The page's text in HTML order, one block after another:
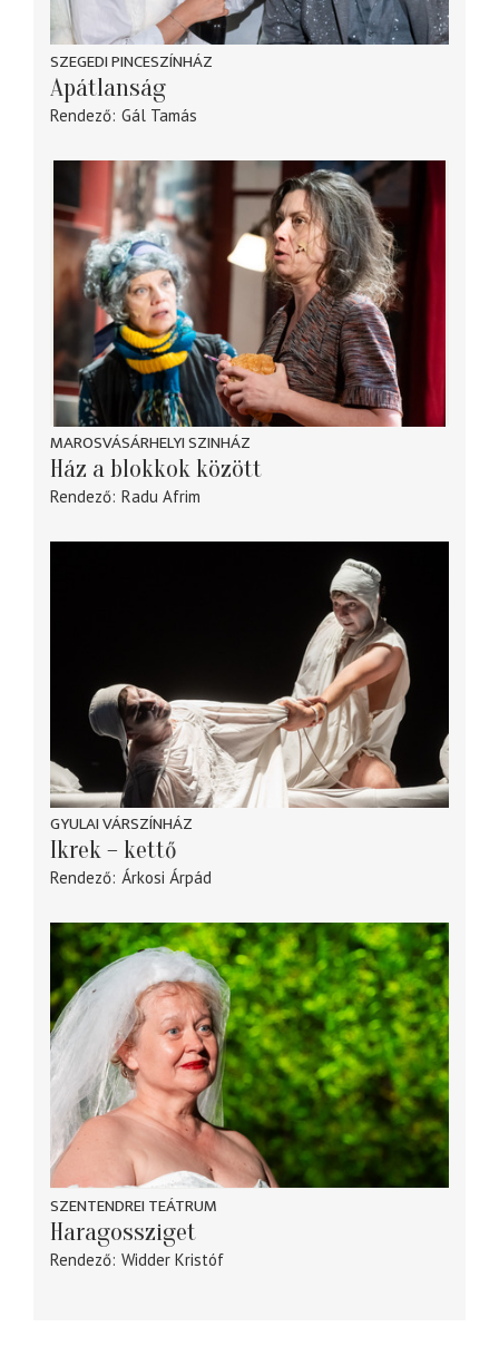
SZEGEDI PINCESZÍNHÁZ
Apátlanság
Rendező Gál Tamás
MAROSVÁSÁRHELYI SZINHÁZ
Ház a blokkok között
Rendező Radu Afrim
GYULAI VÁRSZÍNHÁZ
Ikrek – kettő
Rendező Árkosi Árpád
SZENTENDREI TEÁTRUM
Haragossziget
Rendező Widder Kristóf